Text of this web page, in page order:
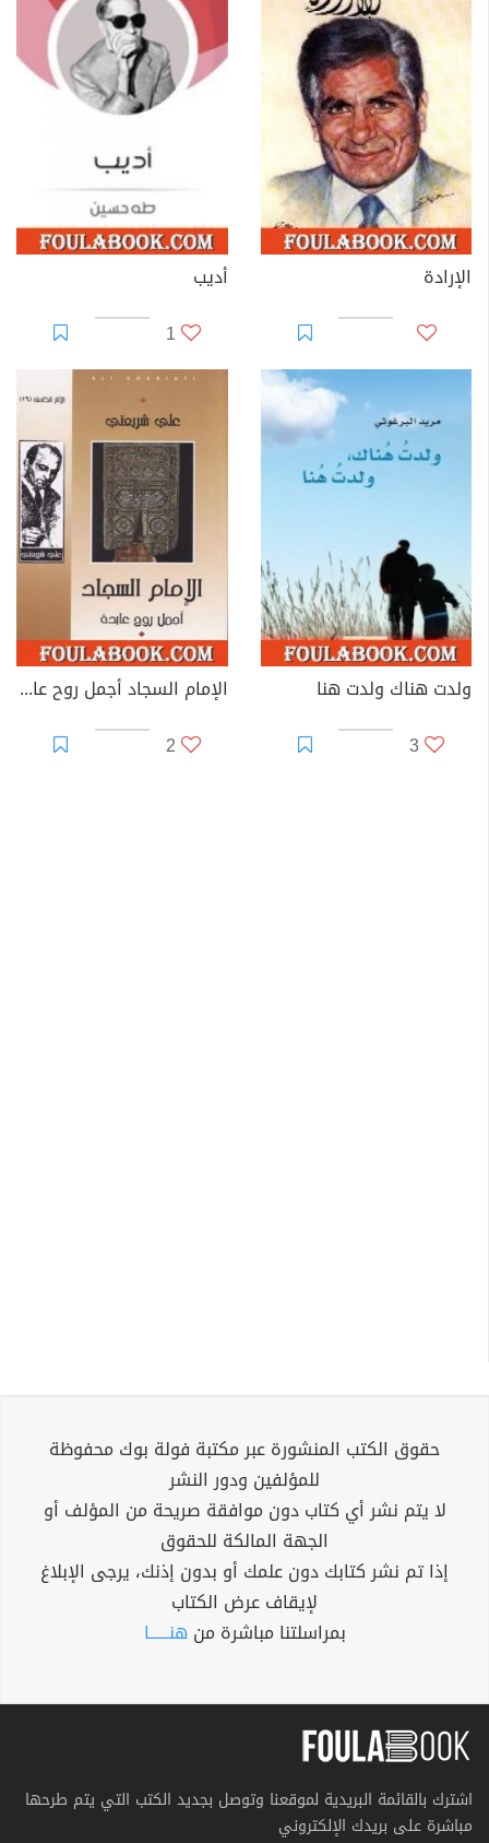
الإرادة
أديب
1
ولدت هناك ولدت هنا
3
الإمام السجاد أجمل روح عابدة - الآثار الكاملة
2
حقوق الكتب المنشورة عبر مكتبة فولة بوك محفوظة
للمؤلفين ودور النشر
لا يتم نشر أي كتاب دون موافقة صريحة من المؤلف أو
الجهة المالكة للحقوق
إذا تم نشر كتابك دون علمك أو بدون إذنك، يرجى الإبلاغ
لإيقاف عرض الكتاب
بمراسلتنا مباشرة من هنــــــا
اشترك بالقائمة البريدية لموقعنا وتوصل بجديد الكتب التي يتم طرحها
مباشرة على بريدك الإلكتروني